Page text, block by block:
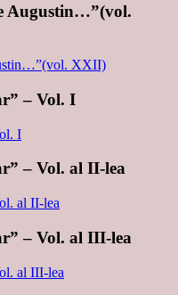
Augustin…”(vol.
– Vol. I
– Vol. al II-lea
– Vol. al III-lea